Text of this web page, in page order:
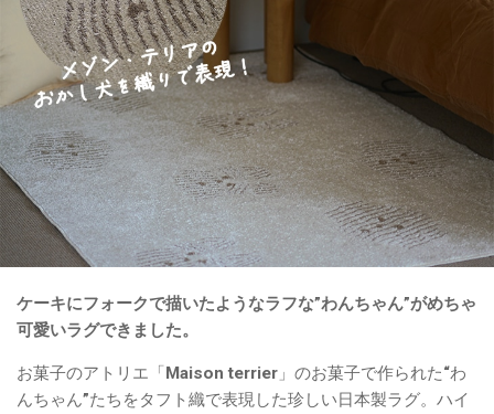
ケーキにフォークで描いたようなラフな”わんちゃん”がめちゃ
可愛いラグできました。
お菓子のアトリエ「Maison terrier」のお菓子で作られた“わ
んちゃん”たちをタフト織で表現した珍しい日本製ラグ。ハイ